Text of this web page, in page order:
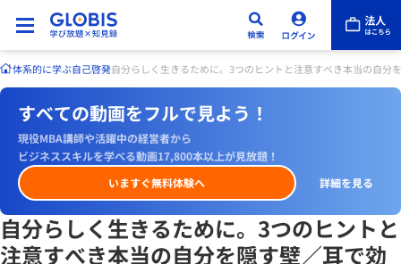
体系的に学ぶ自己啓発自分らしく生きるために。3つのヒントと注意すべき本当の自
すべての動画をフルで見よう！
現役MBA講師や活躍中の経営者から
ビジネススキルを学べる動画17,800本以上が見放題！
いますぐ無料体験へ
詳細を見る
自分らしく生きるために。3つのヒントと
注意すべき本当の自分を隠す壁／耳で効